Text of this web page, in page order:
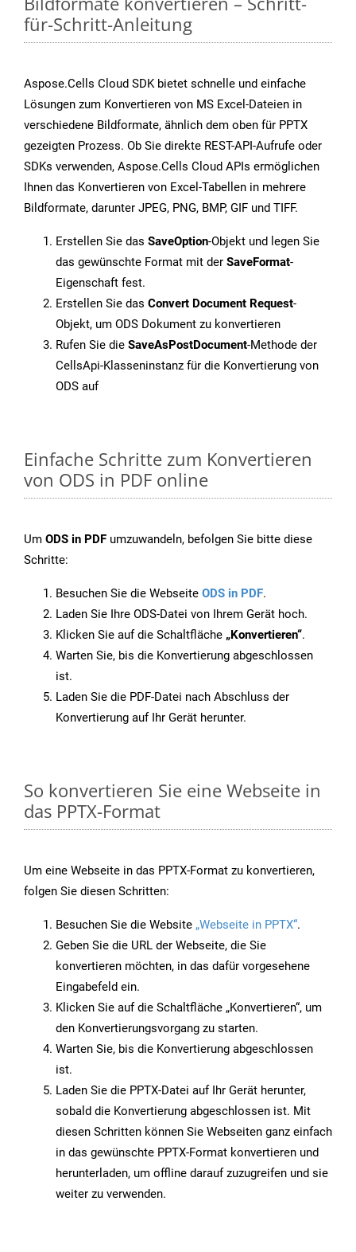
für-Schritt-Anleitung
Aspose.Cells Cloud SDK bietet schnelle und einfache
Lösungen zum Konvertieren von MS Excel-Dateien in
verschiedene Bildformate, ähnlich dem oben für PPTX
gezeigten Prozess. Ob Sie direkte REST-API-Aufrufe oder
SDKs verwenden, Aspose.Cells Cloud APIs ermöglichen
Ihnen das Konvertieren von Excel-Tabellen in mehrere
Bildformate, darunter JPEG, PNG, BMP, GIF und TIFF.
Erstellen Sie das SaveOption-Objekt und legen Sie
das gewünschte Format mit der SaveFormat-
Eigenschaft fest.
Erstellen Sie das Convert Document Request-
Objekt, um ODS Dokument zu konvertieren
Rufen Sie die SaveAsPostDocument-Methode der
CellsApi-Klasseninstanz für die Konvertierung von
ODS auf
Einfache Schritte zum Konvertieren
von ODS in PDF online
Um ODS in PDF umzuwandeln, befolgen Sie bitte diese
Schritte:
Besuchen Sie die Webseite ODS in PDF.
Laden Sie Ihre ODS-Datei von Ihrem Gerät hoch.
Klicken Sie auf die Schaltfläche „Konvertieren“.
Warten Sie, bis die Konvertierung abgeschlossen
ist.
Laden Sie die PDF-Datei nach Abschluss der
Konvertierung auf Ihr Gerät herunter.
So konvertieren Sie eine Webseite in
das PPTX-Format
Um eine Webseite in das PPTX-Format zu konvertieren,
folgen Sie diesen Schritten:
Besuchen Sie die Website „Webseite in PPTX“.
Geben Sie die URL der Webseite, die Sie
konvertieren möchten, in das dafür vorgesehene
Eingabefeld ein.
Klicken Sie auf die Schaltfläche „Konvertieren“, um
den Konvertierungsvorgang zu starten.
Warten Sie, bis die Konvertierung abgeschlossen
ist.
Laden Sie die PPTX-Datei auf Ihr Gerät herunter,
sobald die Konvertierung abgeschlossen ist. Mit
diesen Schritten können Sie Webseiten ganz einfach
in das gewünschte PPTX-Format konvertieren und
herunterladen, um offline darauf zuzugreifen und sie
weiter zu verwenden.